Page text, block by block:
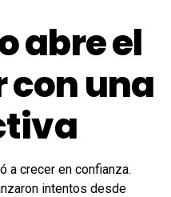
abre el
una
a crecer en confianza.
intentos desde